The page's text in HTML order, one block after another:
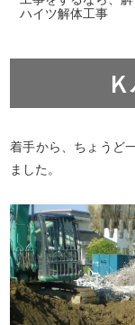
ハイツ解体工事
着手から、ちょうど
ました。